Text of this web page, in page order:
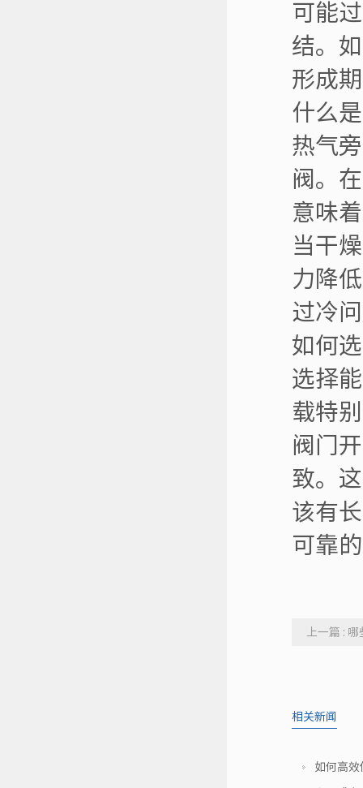
可能
结。
形成
什么
热气
阀。
意味
当干
力降
过冷
如何
选择
载特
阀门
致。
该有
可靠
上一篇 :
相关新闻
如何高效